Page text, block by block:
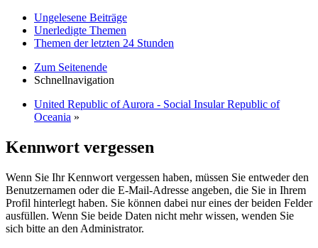
Ungelesene Beiträge
Unerledigte Themen
Themen der letzten 24 Stunden
Zum Seitenende
Schnellnavigation
United Republic of Aurora - Social Insular Republic of
Oceania »
Kennwort vergessen
Wenn Sie Ihr Kennwort vergessen haben, müssen Sie entweder den
Benutzernamen oder die E-Mail-Adresse angeben, die Sie in Ihrem
Profil hinterlegt haben. Sie können dabei nur eines der beiden Felder
ausfüllen. Wenn Sie beide Daten nicht mehr wissen, wenden Sie
sich bitte an den Administrator.